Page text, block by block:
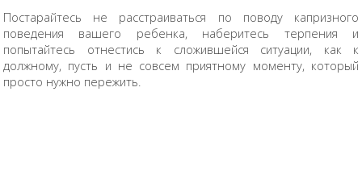
Постарайтесь не расстраиваться по поводу капризного
поведения вашего ребенка, наберитесь терпения и
попытайтесь отнестись к сложившейся ситуации, как к
должному, пусть и не совсем приятному моменту, который
просто нужно пережить.